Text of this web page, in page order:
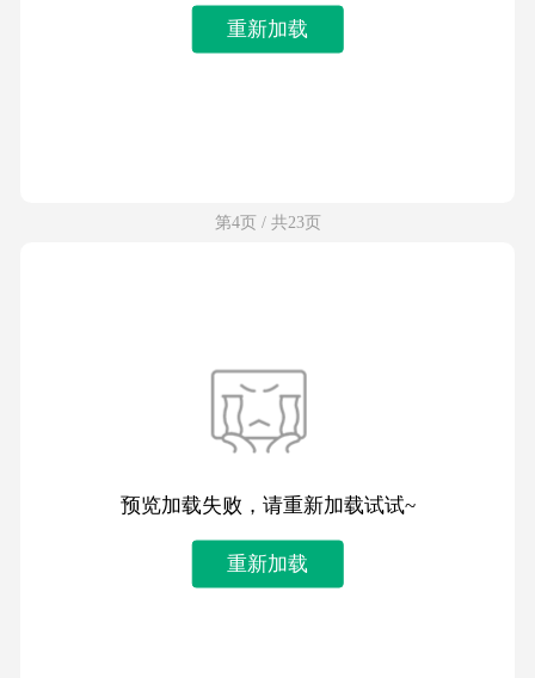
重新加载
第4页 / 共23页
预览加载失败，请重新加载试试~
重新加载